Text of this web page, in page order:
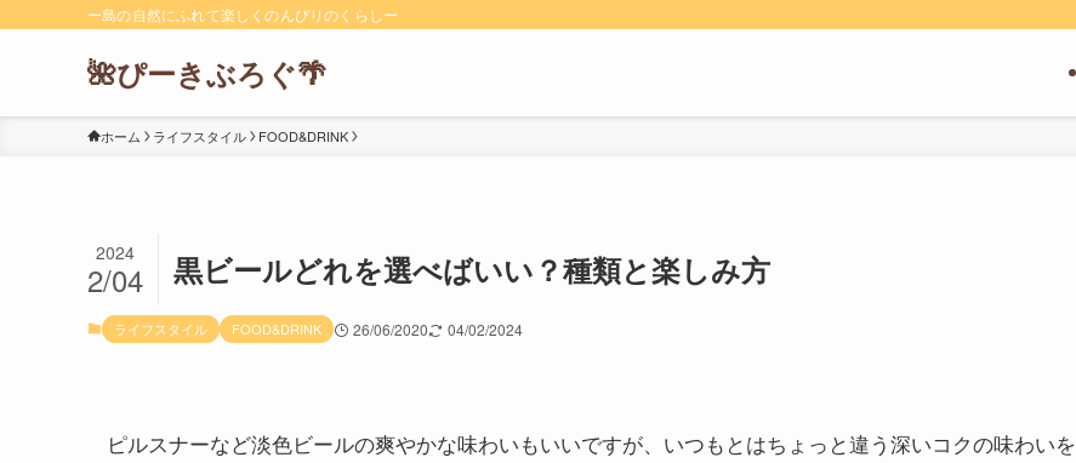
ー島の自然にふれて楽しくのんびりのくらしー
🌺ぴーきぶろぐ🌴
ホーム ライフスタイル FOOD&DRINK
黒ビールどれを選べばいい？種類と楽しみ方
2024
2/04
ライフスタイル FOOD&DRINK 26/06/2020 04/02/2024
ピルスナーなど淡色ビールの爽やかな味わいもいいですが、いつもとはちょっと違う深いコクの味わいを